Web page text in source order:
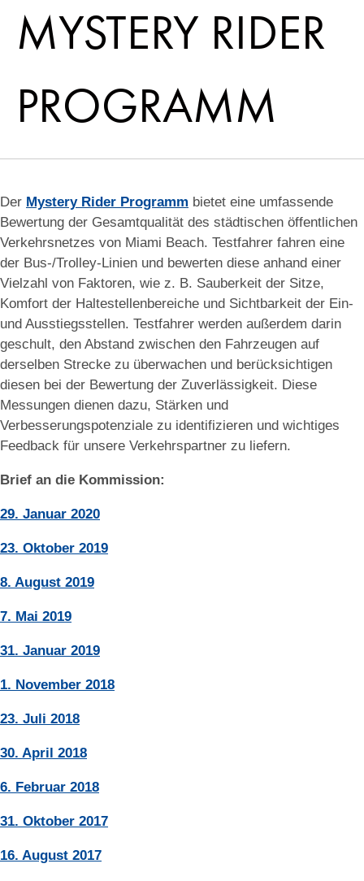
MYSTERY RIDER
PROGRAMM
Der Mystery Rider Programm bietet eine umfassende
Bewertung der Gesamtqualität des städtischen öffentlichen
Verkehrsnetzes von Miami Beach. Testfahrer fahren eine
der Bus-/Trolley-Linien und bewerten diese anhand einer
Vielzahl von Faktoren, wie z. B. Sauberkeit der Sitze,
Komfort der Haltestellenbereiche und Sichtbarkeit der Ein-
und Ausstiegsstellen. Testfahrer werden außerdem darin
geschult, den Abstand zwischen den Fahrzeugen auf
derselben Strecke zu überwachen und berücksichtigen
diesen bei der Bewertung der Zuverlässigkeit. Diese
Messungen dienen dazu, Stärken und
Verbesserungspotenziale zu identifizieren und wichtiges
Feedback für unsere Verkehrspartner zu liefern.
Brief an die Kommission:
29. Januar 2020
23. Oktober 2019
8. August 2019
7. Mai 2019
31. Januar 2019
1. November 2018
23. Juli 2018
30. April 2018
6. Februar 2018
31. Oktober 2017
16. August 2017